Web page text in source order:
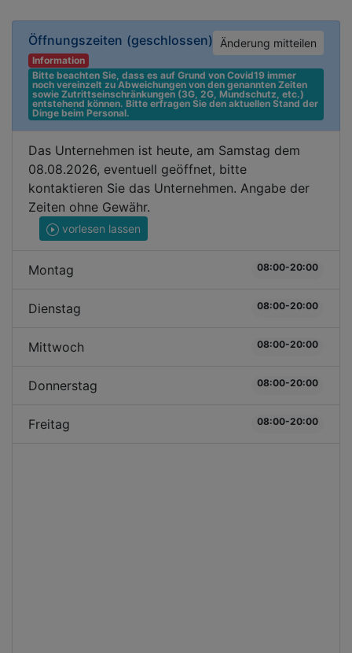
Öffnungszeiten (geschlossen) Änderung mitteilen
Information
Bitte beachten Sie, dass es auf Grund von Covid19 immer
noch vereinzelt zu Abweichungen von den genannten Zeiten
sowie Zutrittseinschränkungen (3G, 2G, Mundschutz, etc.)
entstehend können. Bitte erfragen Sie den aktuellen Stand der
Dinge beim Personal.
Das Unternehmen ist heute, am Samstag dem
08.08.2026, eventuell geöffnet, bitte
kontaktieren Sie das Unternehmen. Angabe der
Zeiten ohne Gewähr.
vorlesen lassen
Montag 08:00-20:00
Dienstag 08:00-20:00
Mittwoch 08:00-20:00
Donnerstag 08:00-20:00
Freitag 08:00-20:00